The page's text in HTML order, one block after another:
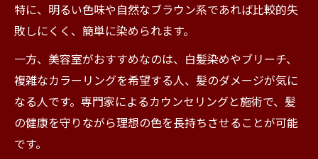
特に、明るい色味や自然なブラウン系であれば比較的失
敗しにくく、簡単に染められます。
一方、美容室がおすすめなのは、白髪染めやブリーチ、
複雑なカラーリングを希望する人、髪のダメージが気に
なる人です。専門家によるカウンセリングと施術で、髪
の健康を守りながら理想の色を長持ちさせることが可能
です。